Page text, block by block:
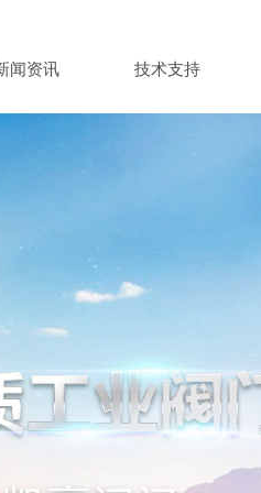
闻资讯 技术支持